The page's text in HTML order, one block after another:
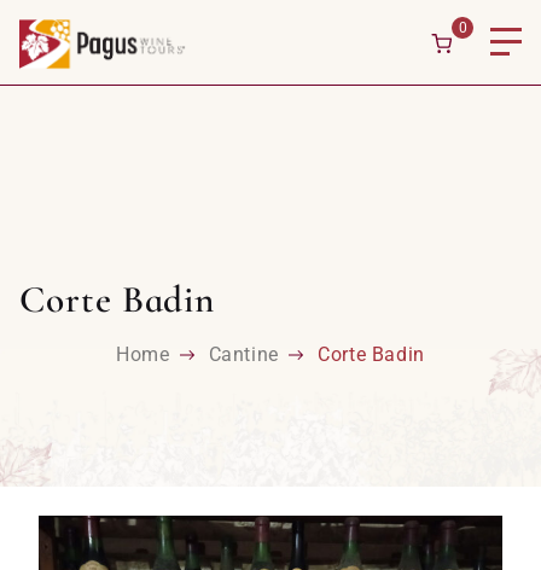
0
Corte Badin
Home Cantine Corte Badin